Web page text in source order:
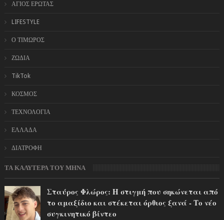
ΑΓΙΟΣ ΕΡΩΤΑΣ
LIFESTYLE
Ο ΤΙΜΩΡΟΣ
ΖΩΔΙΑ
TikTok
ΚΟΣΜΟΣ
ΤΕΧΝΟΛΟΓΙΑ
ΕΛΛΑΔΑ
ΔΙΑΤΡΟΦΗ
ΤΑ ΚΑΛΥΤΕΡΑ ΤΟΥ ΜΗΝΑ
Σταύρος Φλώρος: Η στιγμή που σηκώνεται από
το αμαξίδιο και στέκεται όρθιος ξανά - Το νέο
συγκινητικό βίντεο